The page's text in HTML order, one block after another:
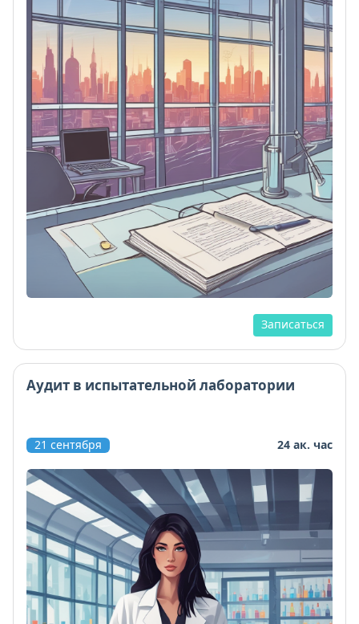
Записаться
Аудит в испытательной лаборатории
21 сентября 24 ак. час